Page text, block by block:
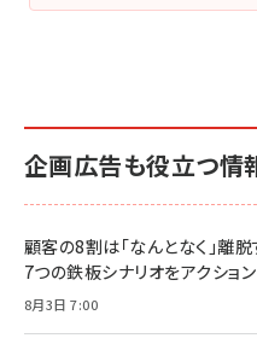
企画広告も役立つ情
顧客の8割は「なんとなく」離
7つの鉄板シナリオをアクショ
8月3日 7:00